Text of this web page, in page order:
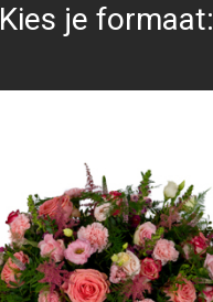
Kies je formaat: